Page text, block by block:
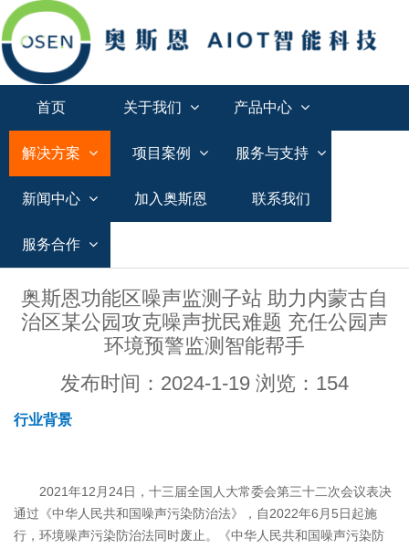
首页 关于我们 产品中心
解决方案 项目案例 服务与支持
新闻中心 加入奥斯恩 联系我们
服务合作
奥斯恩功能区噪声监测子站 助力内蒙古自
治区某公园攻克噪声扰民难题 充任公园声
环境预警监测智能帮手
发布时间：2024-1-19 浏览：154
行业背景
2021年12月24日，十三届全国人大常委会第三十二次会议表决
通过《中华人民共和国噪声污染防治法》，自2022年6月5日起施
行，环境噪声污染防治法同时废止。《中华人民共和国噪声污染防